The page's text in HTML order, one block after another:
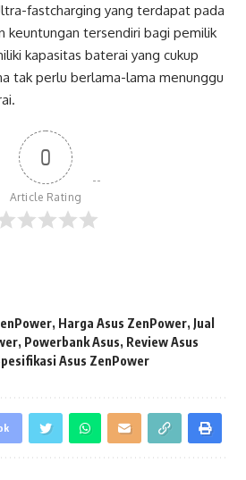
fastcharging yang terdapat pada
keuntungan tersendiri bagi pemilik
kapasitas baterai yang cukup
tak perlu berlama-lama menunggu
0
Article Rating
, Harga Asus ZenPower, Jual
, Powerbank Asus, Review Asus
Asus ZenPower